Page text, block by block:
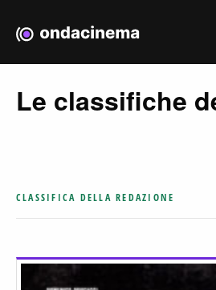
Le classifiche
CLASSIFICA DELLA REDAZIONE